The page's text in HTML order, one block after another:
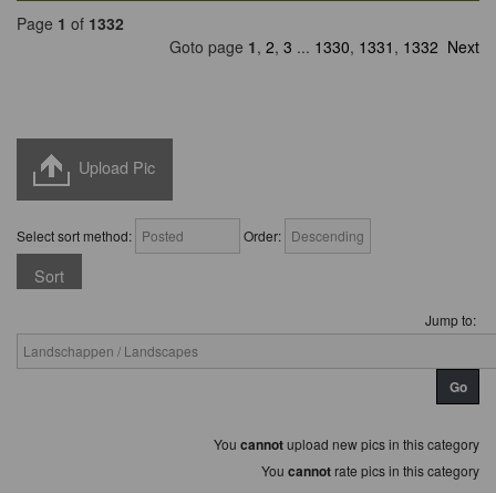
Page 1 of 1332
Goto page 1, 2, 3 ... 1330, 1331 , 1332 Next
Upload Pic
Select sort method: Order:
Jump to:
You cannotupload new pics in this category
You cannot rate pics in this category